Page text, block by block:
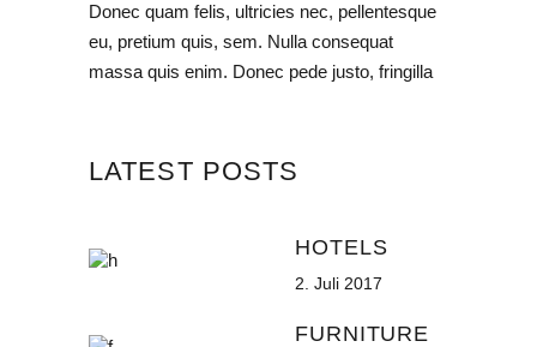
Donec quam felis, ultricies nec, pellentesque
eu, pretium quis, sem. Nulla consequat
massa quis enim. Donec pede justo, fringilla
LATEST POSTS
HOTELS
2. Juli 2017
FURNITURE